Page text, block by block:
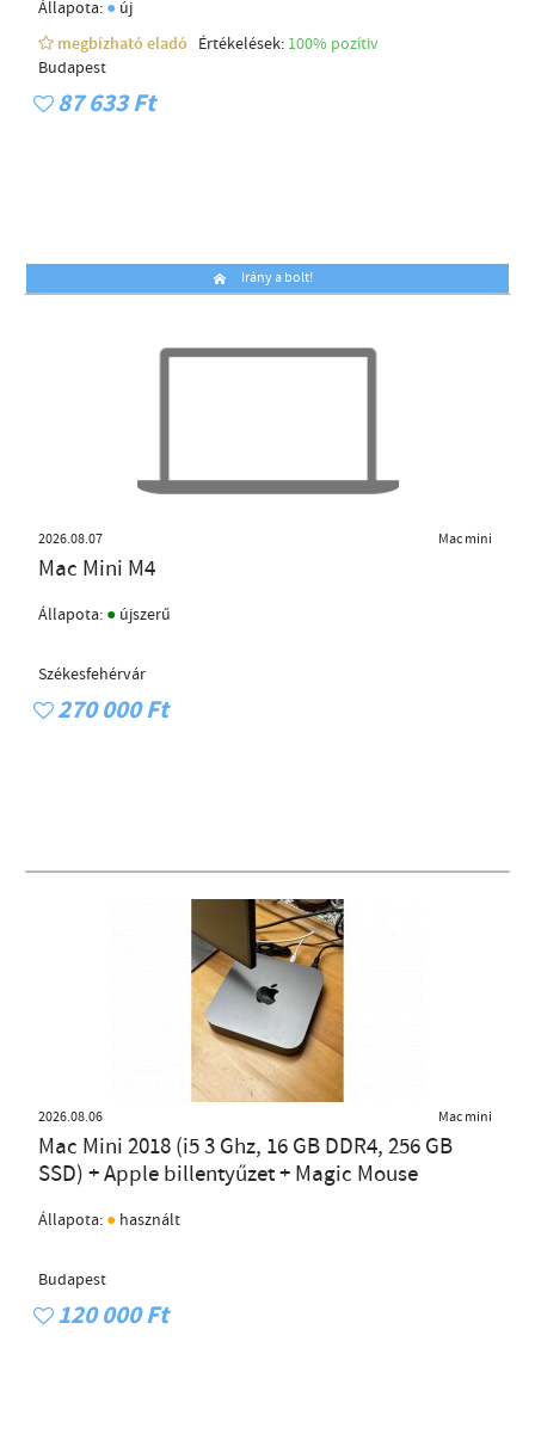
Állapota: ● új
megbízható eladó
Értékelések: 100% pozítiv
Budapest
87 633 Ft
Irány a bolt!
2026.08.07 Mac mini
Mac Mini M4
Állapota: ● újszerű
Székesfehérvár
270 000 Ft
2026.08.06 Mac mini
Mac Mini 2018 (i5 3 Ghz, 16 GB DDR4, 256 GB
SSD) + Apple billentyűzet + Magic Mouse
Állapota: ● használt
Budapest
120 000 Ft